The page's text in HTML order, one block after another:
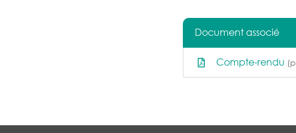
Document associé
Compte-rendu